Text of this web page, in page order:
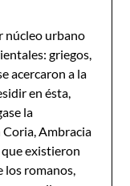
núcleo urbano
griegos,
acercaron a la
en ésta,
la
Ambracia
que existieron
los romanos,